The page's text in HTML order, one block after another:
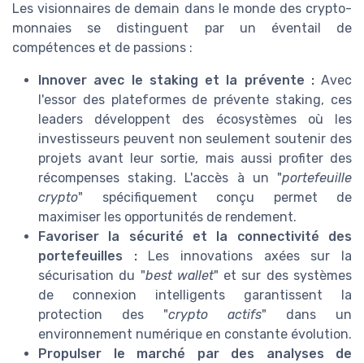
Les visionnaires de demain dans le monde des crypto-
monnaies se distinguent par un éventail de
compétences et de passions :
Innover avec le staking et la prévente : Avec
l'essor des plateformes de prévente staking, ces
leaders développent des écosystèmes où les
investisseurs peuvent non seulement soutenir des
projets avant leur sortie, mais aussi profiter des
récompenses staking. L'accès à un "portefeuille
crypto" spécifiquement conçu permet de
maximiser les opportunités de rendement.
Favoriser la sécurité et la connectivité des
portefeuilles :Les innovations axées sur la
sécurisation du "best wallet" et sur des systèmes
de connexion intelligents garantissent la
protection des "crypto actifs" dans un
environnement numérique en constante évolution.
Propulser le marché par des analyses de